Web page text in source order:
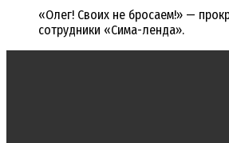
«Олег! Своих не бросаем!» —
сотрудники «Сима-ленда».